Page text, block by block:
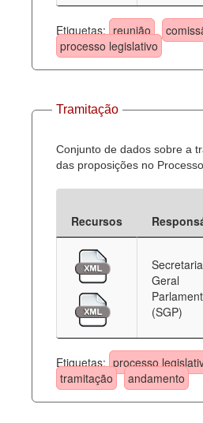
Etiquetas: reunião
processo legislativo
Tramitação
Conjunto de dados sobre a
das proposições no
Recursos
Secretaria
Geral
(SGP)
Etiquetas: processo
tramitação
andamento